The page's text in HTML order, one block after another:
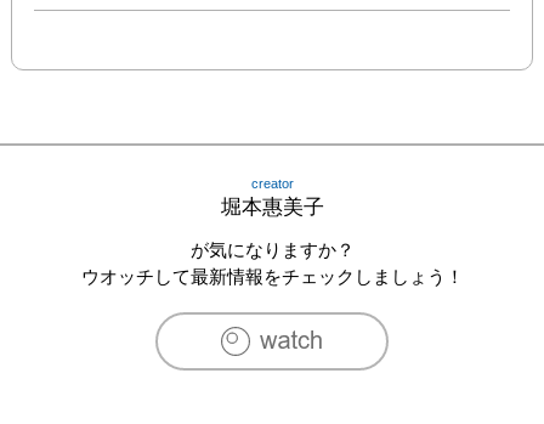
creator
堀本惠美子
が気になりますか？
ウオッチして最新情報をチェックしましょう！